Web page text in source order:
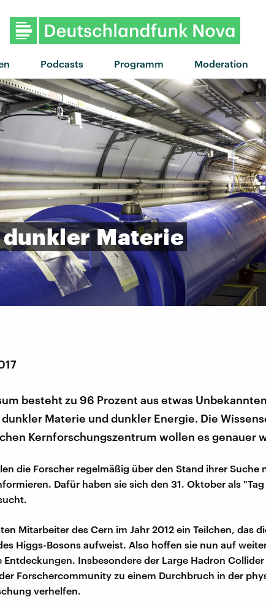
Podcasts Programm Moderation
dunkler Materie
besteht zu 96 Prozent aus etwas
Materie und dunkler Energie. Die
Kernforschungszentrum wollen es genauer
die Forscher regelmäßig über den Stand ihrer Suche
Dafür haben sie sich den 31. Oktober als
Mitarbeiter des Cern im Jahr 2012 ein Teilchen, das
Higgs-Bosons aufweist. Also hoffen sie nun auf
Entdeckungen. Insbesondere der Large Hadron
Forschercommunity zu einem Durchbruch in der
verhelfen.